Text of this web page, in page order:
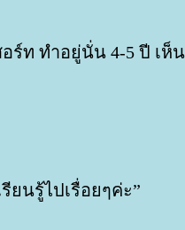
ร์ท ทำอยู่นั่น 4-5 ปี เห็
ยนรู้ไปเรื่อยๆค่ะ”